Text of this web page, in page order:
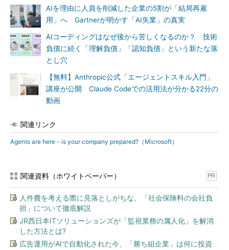
AIを理由に人員を削減した企業の5割が「結局再雇
用」へ Gartnerが明かす「AI失業」の真実
AIコーディングはなぜ後から苦しくなるのか？ 技術
負債に続く「理解負債」「認知負債」という新たな落
とし穴
【無料】Anthropic公式「エージェントスキル入門」
講座が公開 Claude Codeでの活用法が分かる22分の
動画
関連リンク
Agents are here－is your company prepared?（Microsoft）
関連資料（ホワイトペーパー） PR
人件費を考える際に見落としがちな、「社会保険料の会社負
担」について徹底解説
JR西日本ITソリューションズが「監視業務の属人化」を解消
した方法とは?
広告運用がAIで自動化された今、「勝ち組企業」は何に投資